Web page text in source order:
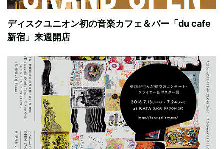
ディスクユニオン初の音楽カフェ＆バー「du cafe
新宿」来週開店